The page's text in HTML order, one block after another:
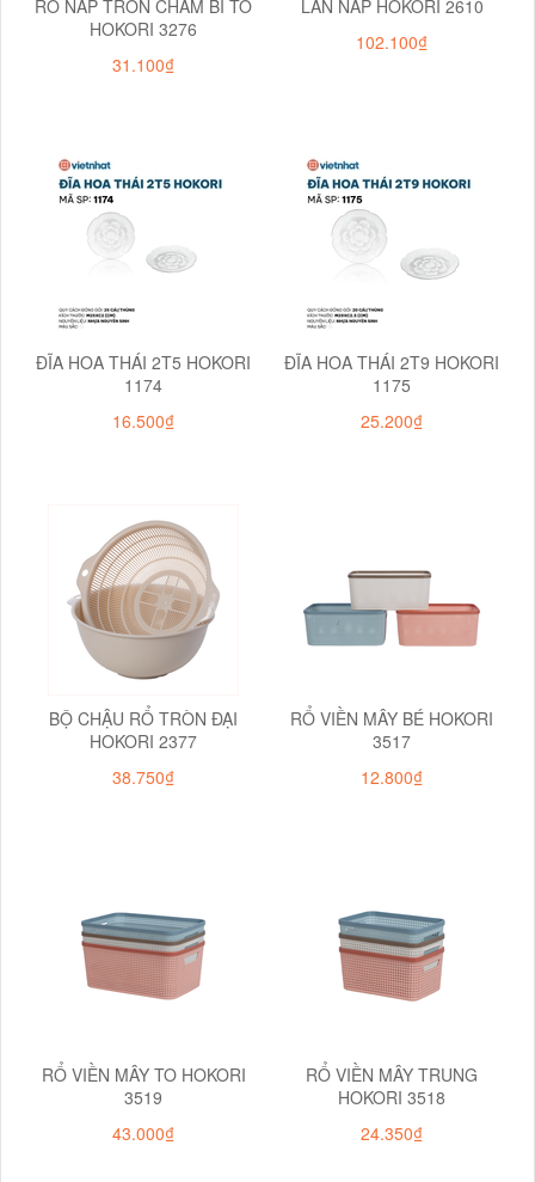
RỔ NẮP TRÒN CHẤM BI TO
HOKORI 3276
31.100₫
LÀN NẮP HOKORI 2610
102.100₫
ĐĨA HOA THÁI 2T5 HOKORI
1174
16.500₫
ĐĨA HOA THÁI 2T9 HOKORI
1175
25.200₫
BỘ CHẬU RỔ TRÒN ĐẠI
HOKORI 2377
38.750₫
RỔ VIỀN MÂY BÉ HOKORI
3517
12.800₫
RỔ VIỀN MÂY TO HOKORI
3519
43.000₫
RỔ VIỀN MÂY TRUNG
HOKORI 3518
24.350₫